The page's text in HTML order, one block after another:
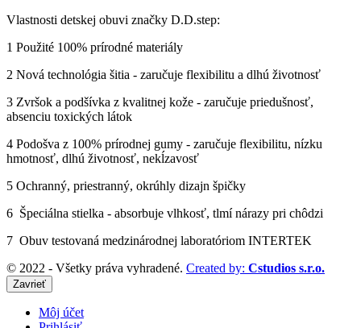
Vlastnosti detskej obuvi značky D.D.step:
1 Použité 100% prírodné materiály
2 Nová technológia šitia - zaručuje flexibilitu a dlhú životnosť
3 Zvršok a podšívka z kvalitnej kože - zaručuje priedušnosť,
absenciu toxických látok
4 Podošva z 100% prírodnej gumy - zaručuje flexibilitu, nízku
hmotnosť, dlhú životnosť, nekĺzavosť
5 Ochranný, priestranný, okrúhly dizajn špičky
6 Špeciálna stielka - absorbuje vlhkosť, tlmí nárazy pri chôdzi
7 Obuv testovaná medzinárodnej laboratóriom INTERTEK
© 2022 - Všetky práva vyhradené. Created by: Cstudios s.r.o.
Zavrieť
Môj účet